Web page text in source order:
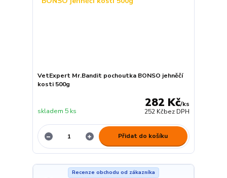
VetExpert Mr.Bandit pochoutka BONSO jehněčí
kosti 500g
282 Kč/ks
252 Kčbez DPH
skladem 5 ks
Přidat do košíku
Recenze obchodu od zákazníka